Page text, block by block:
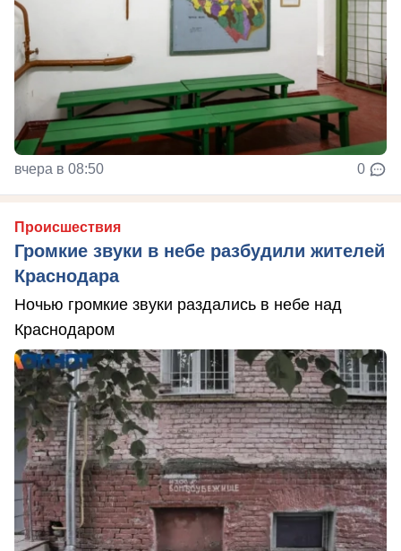
вчера в 08:50 0
Происшествия
Громкие звуки в небе разбудили жителей
Краснодара
Ночью громкие звуки раздались в небе над
Краснодаром